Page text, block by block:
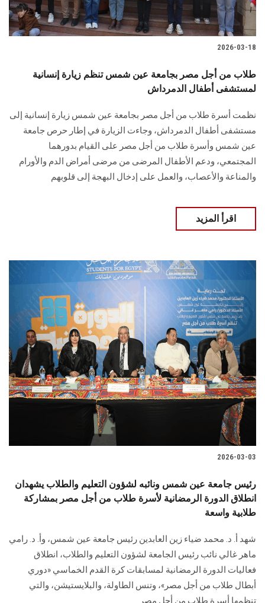
2026-03-18
طلاب من أجل مصر بجامعة عين شمس تنظم زيارة إنسانية
لمستشفى أطفال الدمرداش
نظمت أسرة طلاب من أجل مصر بجامعة عين شمس زيارة إنسانية إلى
مستشفى أطفال الدمرداش، وجاءت الزيارة في إطار حرص جامعة
عين شمس وأسرة طلاب من أجل مصر على القيام بدورهما
المجتمعي، ودعم الأطفال المرضى من مرضى أمراض الدم والأورام
والمناعة والأعصاب، والعمل على إدخال البهجة إلى قلوبهم
اقرأ المزيد
2026-03-03
رئيس جامعة عين شمس ونائبه لشؤون التعليم والطلاب يشهدان
انطلاق الدورة الرمضانية لأسرة طلاب من أجل مصر بمشاركة
طلابية واسعة
شهد أ. د. محمد ضياء زين العابدين رئيس جامعة عين شمس، وأ. د. رامي
ماهر غالي نائب رئيس الجامعة لشؤون التعليم والطلاب، انطلاق
فعاليات الدورة الرمضانية لمسابقات كرة القدم الخماسي «دوري
أبطال طلاب من أجل مصر»، وتنس الطاولة، والبلايستيشن، والتي
تنظمها أسرة طلاب من أجل مصر .